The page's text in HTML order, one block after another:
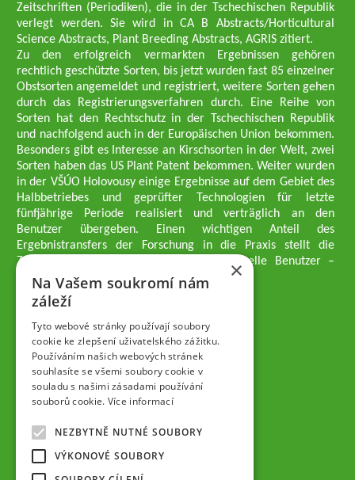
Zeitschriften (Periodiken), die in der Tschechischen Republik
verlegt werden. Sie wird in CA B Abstracts/Horticultural
Science Abstracts, Plant Breeding Abstracts, AGRIS zitiert.
Zu den erfolgreich vermarkten Ergebnissen gehören
rechtlich geschützte Sorten, bis jetzt wurden fast 85 einzelner
Obstsorten angemeldet und registriert, weitere Sorten gehen
durch das Registrierungsverfahren durch. Eine Reihe von
Sorten hat den Rechtschutz in der Tschechischen Republik
und nachfolgend auch in der Europäischen Union bekommen.
Besonders gibt es Interesse an Kirschsorten in der Welt, zwei
Sorten haben das US Plant Patent bekommen. Weiter wurden
in der VŠÚO Holovousy einige Ergebnisse auf dem Gebiet des
Halbbetriebes und geprüfter Technologien für letzte
fünfjährige Periode realisiert und verträglich an den
Benutzer übergeben. Einen wichtigen Anteil des
Ergebnistransfers der Forschung in die Praxis stellt die
Züchtungsmethodik dar, die an professionelle Benutzer –
professionelle Obstzüchter übergeben wird.
Geschäftsführer der Gesellschaft
Dipl.-Ing. Tomáš Zmeškal
Dipl.-Ing. Jaroslav Vácha
Gesellschafter
Dipl.-Ing. Jan Blažek, CS c.
Dipl.-Ing. Josef Kosina, CS c.
Dipl.-Ing. Václav Ludvík
Jaroslav Muška
Dipl.-Ing. Radoslav Potůček
SEMPRA PRAHA a.s. (AG)
×
Na Vašem soukromí nám
záleží
Tyto webové stránky používají soubory
cookie ke zlepšení uživatelského zážitku.
Používáním našich webových stránek
souhlasíte se všemi soubory cookie v
souladu s našimi zásadami používání
souborů cookie. Více informací
NEZBYTNĚ NUTNÉ SOUBORY
VÝKONOVÉ SOUBORY